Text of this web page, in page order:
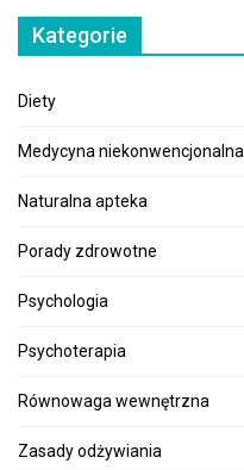
Kategorie
Diety
Medycyna niekonwencjonalna
Naturalna apteka
Porady zdrowotne
Psychologia
Psychoterapia
Równowaga wewnętrzna
Zasady odżywiania